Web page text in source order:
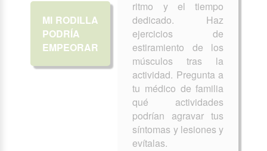
MI RODILLA
PODRÍA
EMPEORAR
ritmo y el tiempo
dedicado. Haz
ejercicios de
estiramiento de los
músculos tras la
actividad. Pregunta a
tu médico de familia
qué actividades
podrían agravar tus
síntomas y lesiones y
evítalas.